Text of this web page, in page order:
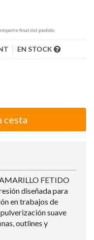
final del pedido.
EN STOCK
cesta
FETIDO
diseñada para
en trabajos de
suave
outlines y